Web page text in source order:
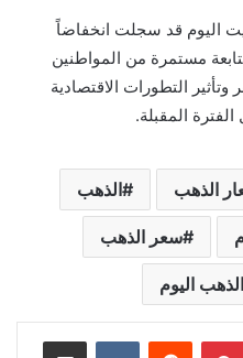
اليوم قد سجلت انخفاضاً
مستمرة من المواطنين
التطورات الاقتصادية
المقبلة.
الذهب الذهب
سعر الذهب
اليوم
بينتيريست مشاركة عبر البريد